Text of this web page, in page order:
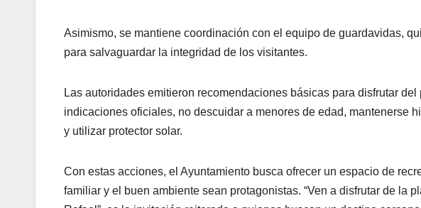
Asimismo, se mantiene coordinación con el equipo de guardavidas,
para salvaguardar la integridad de los visitantes.
Las autoridades emitieron recomendaciones básicas para disfrutar
indicaciones oficiales, no descuidar a menores de edad, mantenerse
y utilizar protector solar.
Con estas acciones, el Ayuntamiento busca ofrecer un espacio de
familiar y el buen ambiente sean protagonistas. “Ven a disfrutar de la